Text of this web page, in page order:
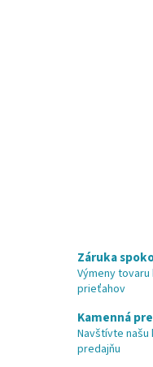
Záruka
Výmeny
prieťahov
Kamenná
Navštívte našu
predajňu